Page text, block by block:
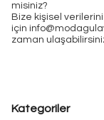
misiniz?
Bize kişisel
için
zaman
Kategoriler